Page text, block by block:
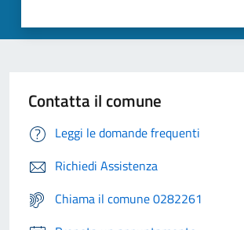
Contatta il comune
Leggi le domande frequenti
Richiedi Assistenza
Chiama il comune 0282261